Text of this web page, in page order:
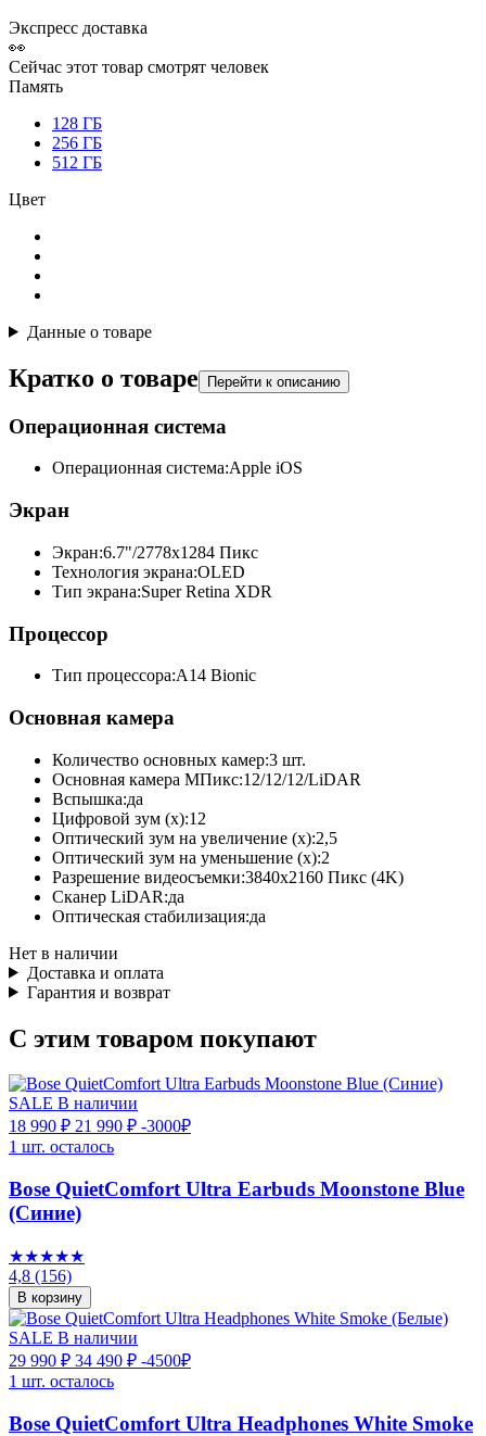
Экспресс доставка
👀
Сейчас этот товар смотрят человек
Память
128 ГБ
256 ГБ
512 ГБ
Цвет
Данные о товаре
Кратко о товаре Перейти к описанию
Операционная система
Операционная система:Apple iOS
Экран
Экран:6.7"/2778x1284 Пикс
Технология экрана:OLED
Тип экрана:Super Retina XDR
Процессор
Тип процессора:A14 Bionic
Основная камера
Количество основных камер:3 шт.
Основная камера МПикс:12/12/12/LiDAR
Вспышка:да
Цифровой зум (x):12
Оптический зум на увеличение (x):2,5
Оптический зум на уменьшение (x):2
Разрешение видеосъемки:3840x2160 Пикс (4K)
Сканер LiDAR:да
Оптическая стабилизация:да
Нет в наличии
Доставка и оплата
Гарантия и возврат
С этим товаром покупают
SALE В наличии
18 990 ₽ 21 990 ₽ -3000₽
1 шт. осталось
Bose QuietComfort Ultra Earbuds Moonstone Blue
(Синие)
★★★★★
4,8 (156)
В корзину
SALE В наличии
29 990 ₽ 34 490 ₽ -4500₽
1 шт. осталось
Bose QuietComfort Ultra Headphones White Smoke